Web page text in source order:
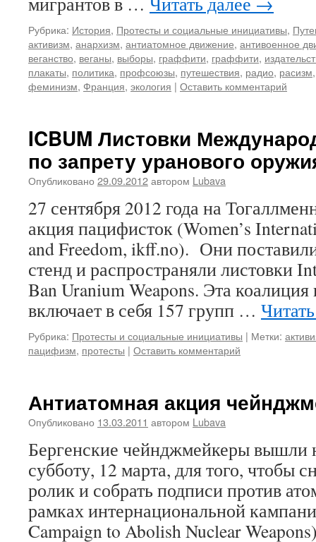
Рубрика: История, Протесты и социальные инициативы,
активизм, анархизм, антиатомное движение, антивоенное
веганство, веганы, выборы, граффити, граффити,
плакаты, политика, профсоюзы, путешествия, радио, расизм
феминизм, Франция, экология | Оставить комментарий
ICBUM Листовки
по запрету уранового
Опубликовано 29.09.2012автором Lubava
27 сентября 2012 года на
акция пацифисток (Women’s
and Freedom, ikff.no). Они
стенд и распространяли листовки
Ban Uranium Weapons. Эта
включает в себя 157 групп …
Рубрика: Протесты и социальные инициативы | Метки:
пацифизм, протесты | Оставить комментарий
Антиатомная акция
Опубликовано 13.03.2011 автором Lubava
Бергенские чейнджмейкеры вышли
субботу, 12 марта, для того, чтобы
ролик и собрать подписи против
рамках интернациональной
Campaign to Abolish Nuclear